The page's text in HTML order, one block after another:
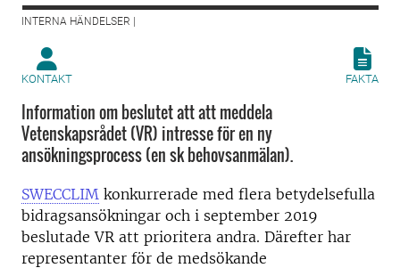
INTERNA HÄNDELSER |
KONTAKT FAKTA
Information om beslutet att att meddela
Vetenskapsrådet (VR) intresse för en ny
ansökningsprocess (en sk behovsanmälan).
SWECCLIM konkurrerade med flera betydelsefulla
bidragsansökningar och i september 2019
beslutade VR att prioritera andra. Därefter har
representanter för de medsökande